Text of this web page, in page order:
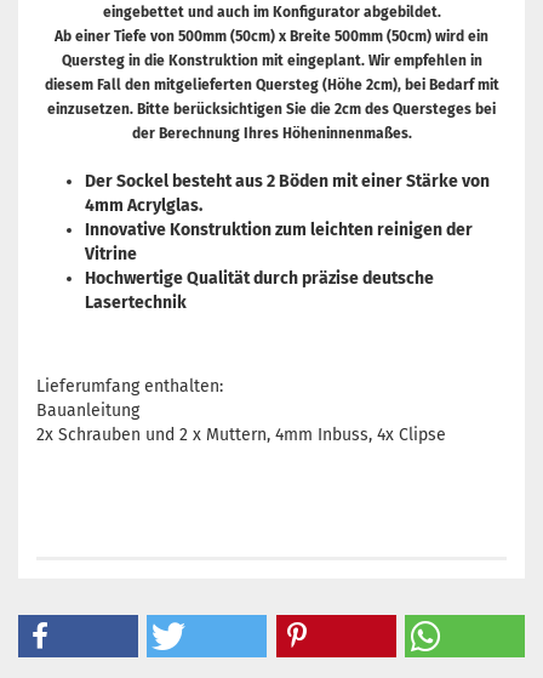
eingebettet und auch im Konfigurator abgebildet.
Ab einer Tiefe von 500mm (50cm) x Breite 500mm (50cm) wird ein
Quersteg in die Konstruktion mit eingeplant. Wir empfehlen in
diesem Fall den mitgelieferten Quersteg (Höhe 2cm), bei Bedarf mit
einzusetzen. Bitte berücksichtigen Sie die 2cm des Quersteges bei
der Berechnung Ihres Höheninnenmaßes.
Der Sockel besteht aus 2 Böden mit einer Stärke von
4mm Acrylglas.
Innovative Konstruktion zum leichten reinigen der
Vitrine
Hochwertige Qualität durch präzise deutsche
Lasertechnik
Lieferumfang enthalten:
Bauanleitung
2x Schrauben und 2 x Muttern, 4mm Inbuss, 4x Clipse